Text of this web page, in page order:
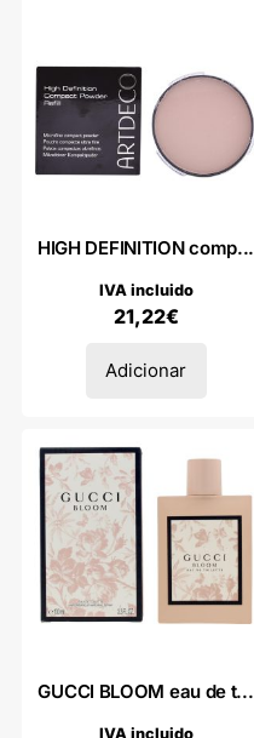
HIGH DEFINITION comp...
21,22€
IVA incluido
Adicionar
GUCCI BLOOM eau de t...
IVA incluido